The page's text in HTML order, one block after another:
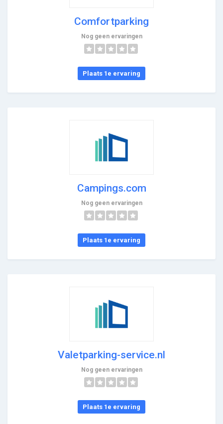
Comfortparking
Nog geen ervaringen
Plaats 1e ervaring
Campings.com
Nog geen ervaringen
Plaats 1e ervaring
Valetparking-service.nl
Nog geen ervaringen
Plaats 1e ervaring